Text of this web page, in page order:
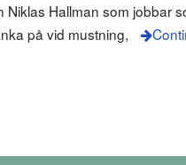
Hallman som jobbar
på vid mustning,